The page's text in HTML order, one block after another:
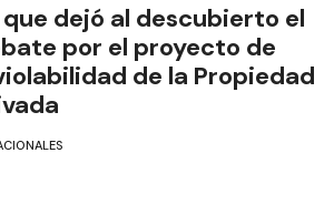
que dejó al descubierto el
por el proyecto de
de la Propiedad